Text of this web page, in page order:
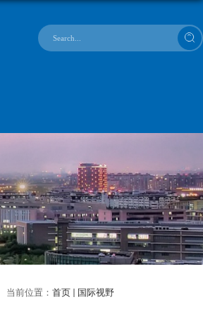
当前位置： 首页 国际视野